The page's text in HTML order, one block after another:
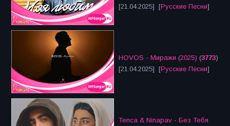
[21.04.2025] [Русские Песни]
HOVOS - Миражи (2025) (3773)
[21.04.2025] [Русские Песни]
Tenca & Ninapav - Без Тебя